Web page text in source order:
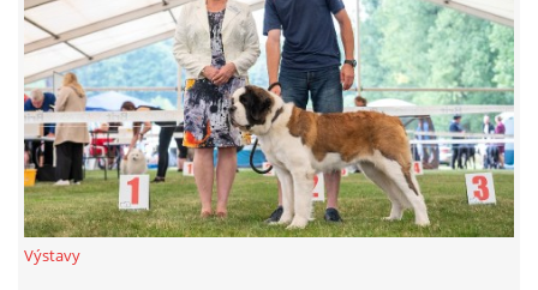
© CHS ze Severních vrchů | Aktualizováno: 20. 7. 2026
Výstavy